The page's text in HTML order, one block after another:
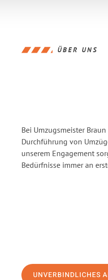
ÜBER UNS
Bei Umzugsmeister
Durchführung von
unserem Engagement
Bedürfnisse immer an
UNVERBINDLICHES